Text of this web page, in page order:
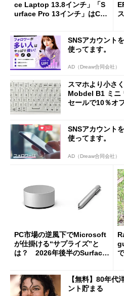
ce Laptop 13.8インチ」「S
urface Pro 13インチ」はCop
た
SNSアカウント
使ってます。
AD（Dreaw合同会社）
スマホより小さ
Mobdel B1 ミニ
セールで10％オ
SNSアカウント
使ってます。
AD（Dreaw合同会社）
PC市場の逆風下でMicrosoft
が仕掛ける“サプライズ”と
は？ 2026年後半のSurface
【無料】80年代
ント貯まる